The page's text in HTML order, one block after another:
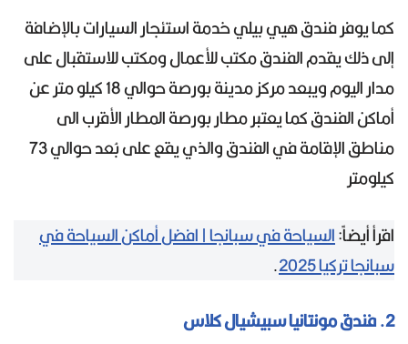
كما يوفر فندق هيي بيلي خدمة استئجار السيارات بالإضافة
إلى ذلك يقدم الفندق مكتب للأعمال ومكتب للاستقبال على
مدار اليوم ويبعد مركز مدينة بورصة حوالي 18 كيلو متر عن
أماكن الفندق كما يعتبر مطار بورصة المطار الأقرب الى
مناطق الإقامة في الفندق والذي يقع على بُعد حوالي 73
كيلومتر
اقرأ أيضاً:السياحة في سبانجا | افضل أماكن السياحة في
سبانجا تركيا 2025
.
2. فندق مونتانيا سبيشيال كلاس